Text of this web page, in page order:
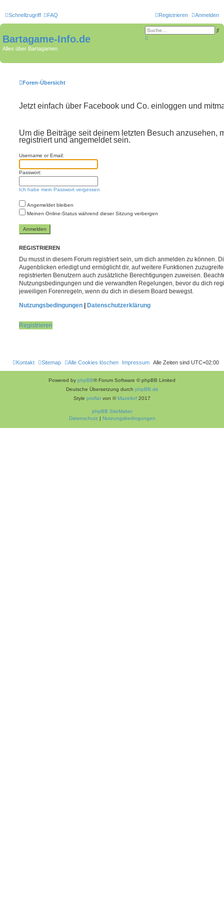
Schnellzugriff FAQ Anmelden
Registrieren
Bartagame-Info.de
Alles über Bartagamen
S
E
t
h
Foren-Übersicht
Jetzt einfach über Facebook und Co. einloggen und
Um die Beiträge seit deinem letzten Besuch anzusehen,
registriert und angemeldet sein.
Username or Email:
Passwort:
Ich habe mein Passwort vergessen
Angemeldet bleiben
Meinen Online-Status während dieser Sitzung verbergen
REGISTRIEREN
Du musst in diesem Forum registriert sein, um dich anmelden zu können.
Augenblicken erledigt und ermöglicht dir, auf weitere Funktionen
registrierten Benutzern auch zusätzliche Berechtigungen zuweisen.
Nutzungsbedingungen und die verwandten Regelungen, bevor du dich
jeweiligen Forenregeln, wenn du dich in diesem Board bewegst.
Nutzungsbedingungen
Datenschutzerklärung
Registrieren
Alle Zeiten sind UTC+02:00
Impressum
Alle Cookies löschen
Sitemap
Kontakt
Powered by phpBB® Forum Software © phpBB Limited
Deutsche Übersetzung durch phpBB.de
Style proflat von © Mazeltof 2017
phpBB SiteMaker
Datenschutz| Nutzungsbedingungen